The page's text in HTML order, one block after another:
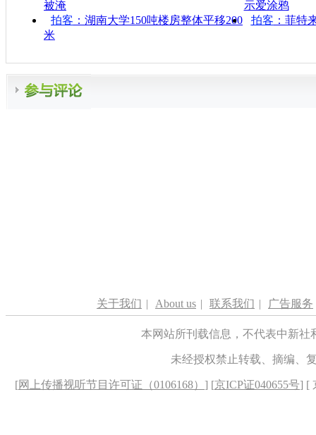
被淹
示爱涂鸦
拍客 ：湖南大学150吨楼房整体平移200
米
拍客 ：菲特
关于我们 | About us | 联系我们 | 广告服务
本网站所刊载信息，不代表中新
未经授权禁止转载、摘编、
[网上传播视听节目许可证（0106168） ] [京ICP证040655号] [